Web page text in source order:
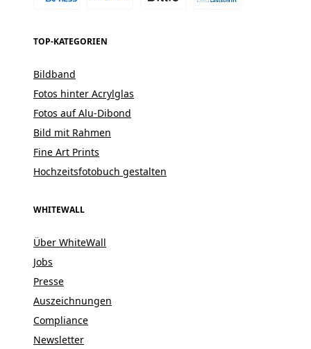
TOP-KATEGORIEN
Bildband
Fotos hinter Acrylglas
Fotos auf Alu-Dibond
Bild mit Rahmen
Fine Art Prints
Hochzeitsfotobuch gestalten
WHITEWALL
Über WhiteWall
Jobs
Presse
Auszeichnungen
Compliance
Newsletter